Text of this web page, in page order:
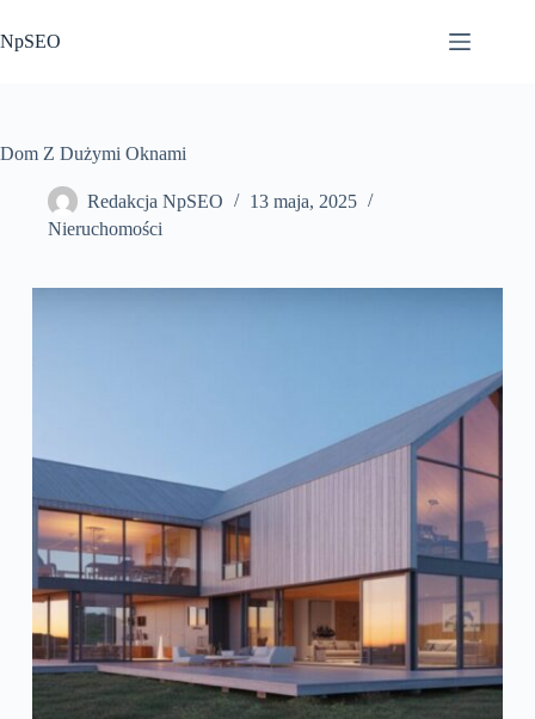
do
treści
NpSEO
Dom Z Dużymi Oknami
Redakcja NpSEO
13 maja, 2025
Nieruchomości